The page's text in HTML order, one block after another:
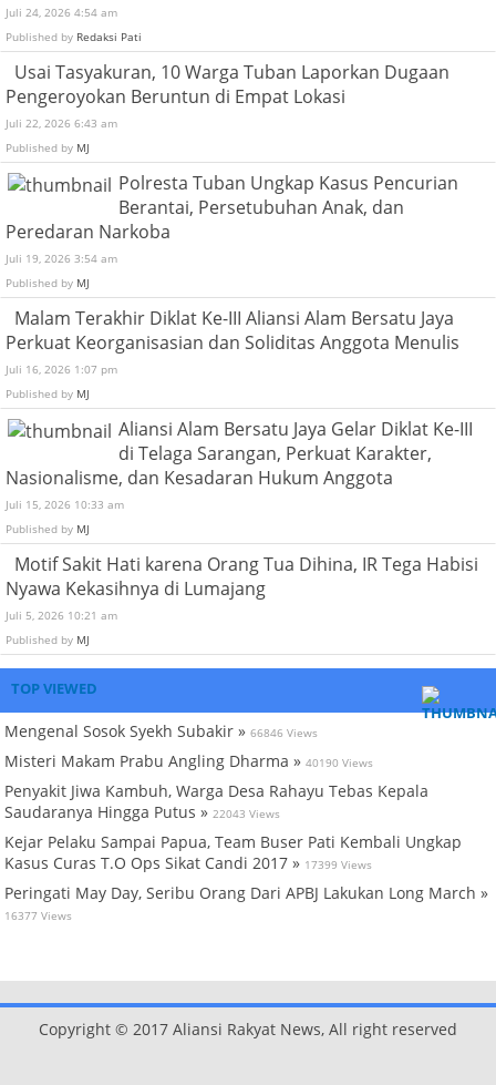
Juli 24, 2026 4:54 am
Published by Redaksi Pati
Usai Tasyakuran, 10 Warga Tuban Laporkan Dugaan
Pengeroyokan Beruntun di Empat Lokasi
Juli 22, 2026 6:43 am
Published by MJ
Polresta Tuban Ungkap Kasus Pencurian
Berantai, Persetubuhan Anak, dan
Peredaran Narkoba
Juli 19, 2026 3:54 am
Published by MJ
Malam Terakhir Diklat Ke-III Aliansi Alam Bersatu Jaya
Perkuat Keorganisasian dan Soliditas Anggota Menulis
Juli 16, 2026 1:07 pm
Published by MJ
Aliansi Alam Bersatu Jaya Gelar Diklat Ke-III
di Telaga Sarangan, Perkuat Karakter,
Nasionalisme, dan Kesadaran Hukum Anggota
Juli 15, 2026 10:33 am
Published by MJ
Motif Sakit Hati karena Orang Tua Dihina, IR Tega Habisi
Nyawa Kekasihnya di Lumajang
Juli 5, 2026 10:21 am
Published by MJ
TOP VIEWED
Mengenal Sosok Syekh Subakir » 66846 Views
Misteri Makam Prabu Angling Dharma » 40190 Views
Penyakit Jiwa Kambuh, Warga Desa Rahayu Tebas Kepala
Saudaranya Hingga Putus » 22043 Views
Kejar Pelaku Sampai Papua, Team Buser Pati Kembali Ungkap
Kasus Curas T.O Ops Sikat Candi 2017 » 17399 Views
Peringati May Day, Seribu Orang Dari APBJ Lakukan Long March »
16377 Views
Copyright © 2017 Aliansi Rakyat News, All right reserved